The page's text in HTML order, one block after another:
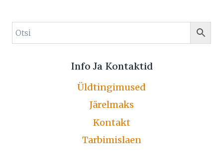
Info Ja Kontaktid
Üldtingimused
Järelmaks
Kontakt
Tarbimislaen